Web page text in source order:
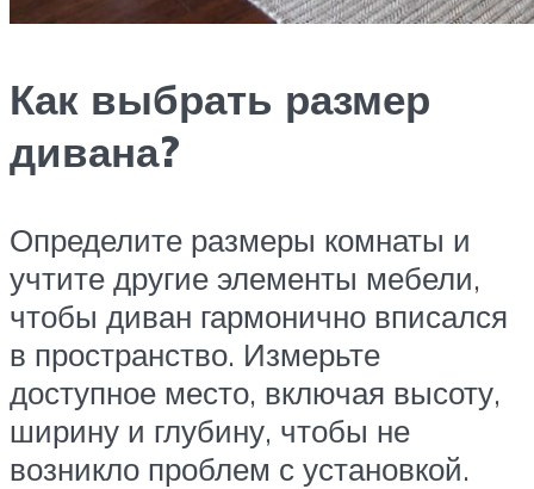
Как выбрать размер
дивана?
Определите размеры комнаты и
учтите другие элементы мебели,
чтобы диван гармонично вписался
в пространство. Измерьте
доступное место, включая высоту,
ширину и глубину, чтобы не
возникло проблем с установкой.